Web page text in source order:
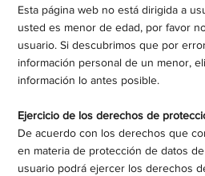
Esta página web no está dirigida a
usted es menor de edad, por favor
usuario. Si descubrimos que por
información personal de un menor,
información lo antes posible.​
Ejercicio de los derechos de
De acuerdo con los derechos que
en materia de protección de datos
usuario podrá ejercer los derechos